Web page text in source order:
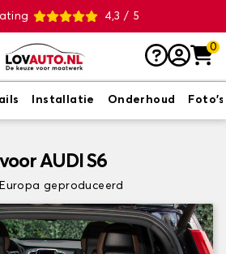
4,3 / 5
0
Installatie Onderhoud Foto's
AUDI S6
geproduceerd